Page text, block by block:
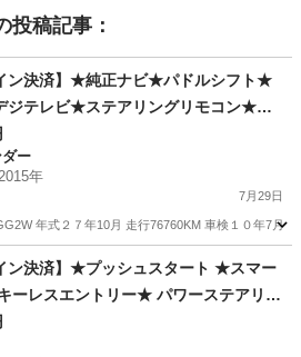
投稿記事：
ン決済】★純正ナビ★パドルシフト★
ジテレビ★ステアリングリモコン★バ
ー★社外アルミホイール★ETC
ー
年
7月29日
年式２７年10月 走行76760KM 車検１０年
アウトランダー
ン決済】★プッシュスタート ★スマー
ーレスエントリー★ パワーステアリン
ウインドウ ★ETC★ ナビ ★テレビ★2
★